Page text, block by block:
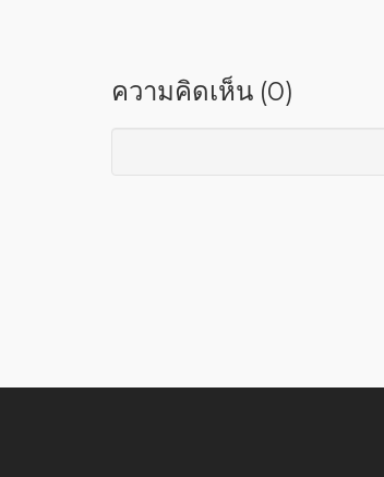
ความคิดเห็น (0)